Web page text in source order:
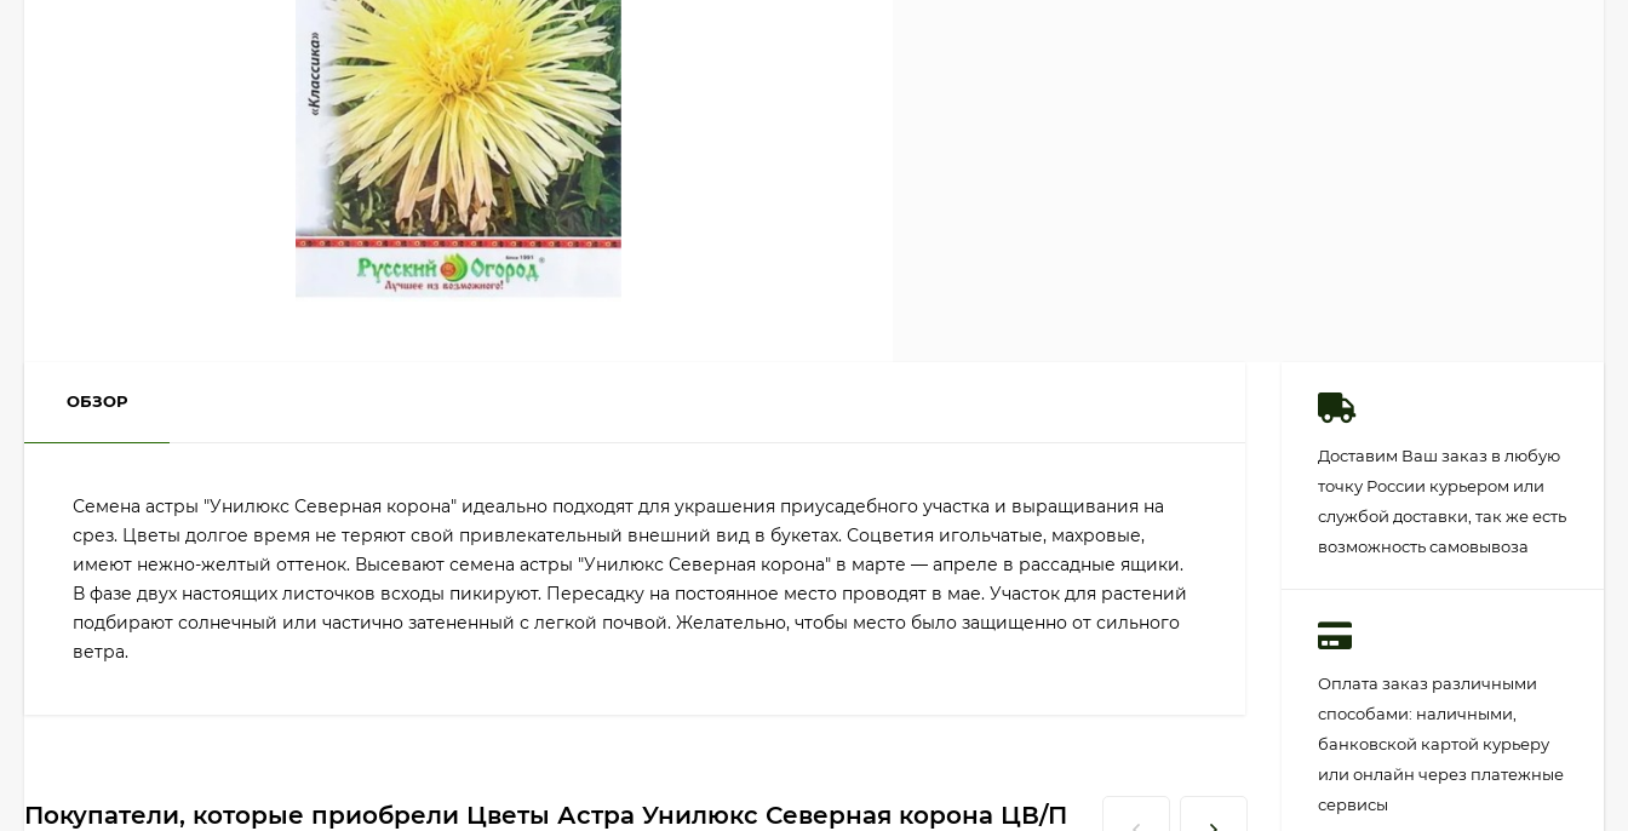
ОБЗОР
Семена астры "Унилюкс Северная корона" идеально подходят для украшения приусадебного участка и выращивания на
срез. Цветы долгое время не теряют свой привлекательный внешний вид в букетах. Соцветия игольчатые, махровые,
имеют нежно-желтый оттенок. Высевают семена астры "Унилюкс Северная корона" в марте — апреле в рассадные ящики.
В фазе двух настоящих листочков всходы пикируют. Пересадку на постоянное место проводят в мае. Участок для растений
подбирают солнечный или частично затененный с легкой почвой. Желательно, чтобы место было защищенно от сильного
ветра.
Покупатели, которые приобрели Цветы Астра Унилюкс Северная корона ЦВ/П
Доставим Ваш заказ в любую
точку России курьером или
службой доставки, так же есть
возможность самовывоза
Оплата заказ различными
способами: наличными,
банковской картой курьеру
или онлайн через платежные
сервисы